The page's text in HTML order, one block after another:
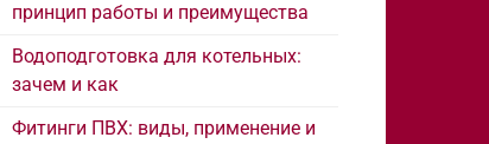
принцип работы и преимущества
Водоподготовка для котельных:
зачем и как
Фитинги ПВХ: виды, применение и